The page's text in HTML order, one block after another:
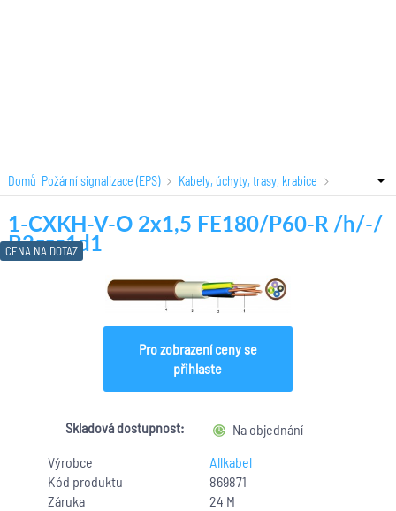
Domů Požární signalizace (EPS) Kabely, úchyty, trasy, krabice
1-CXKH-V-O 2x1,5 FE180/P60-R /h/-/
B2cas1d1
CENA NA DOTAZ
1-CXKH-V-O 2x1,5 FE180/P60-R /h/-/
B2cas1d1
Výrobce
Allkabel
Kód produktu
869871
Záruka
24 M
Pro zobrazení ceny se
přihlaste
Skladová dostupnost: Na objednání